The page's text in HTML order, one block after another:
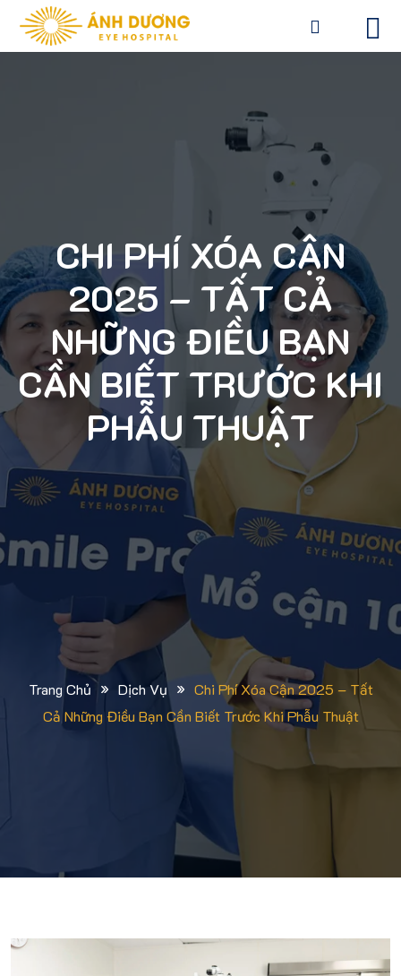
CHI PHÍ XÓA CẬN
2025 – TẤT CẢ
NHỮNG ĐIỀU BẠN
CẦN BIẾT TRƯỚC KHI
PHẪU THUẬT
Trang Chủ » Dịch Vụ » Chi Phí Xóa Cận 2025 – Tất
Cả Những Điều Bạn Cần Biết Trước Khi Phẫu Thuật